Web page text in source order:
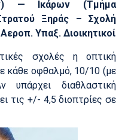
— Ικάρων (Τμήμα
Ξηράς – Σχολή
Υπαξ. Διοικητικοί
σχολές η οπτική
κάθε οφθαλμό, 10/10 (με
διαθλαστική
τις +/- 4,5 διοπτρίες σε